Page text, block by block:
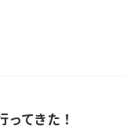
てきた！